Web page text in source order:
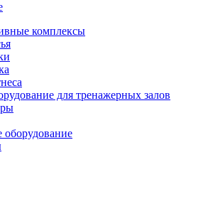
комплексы
для тренажерных залов
оборудование